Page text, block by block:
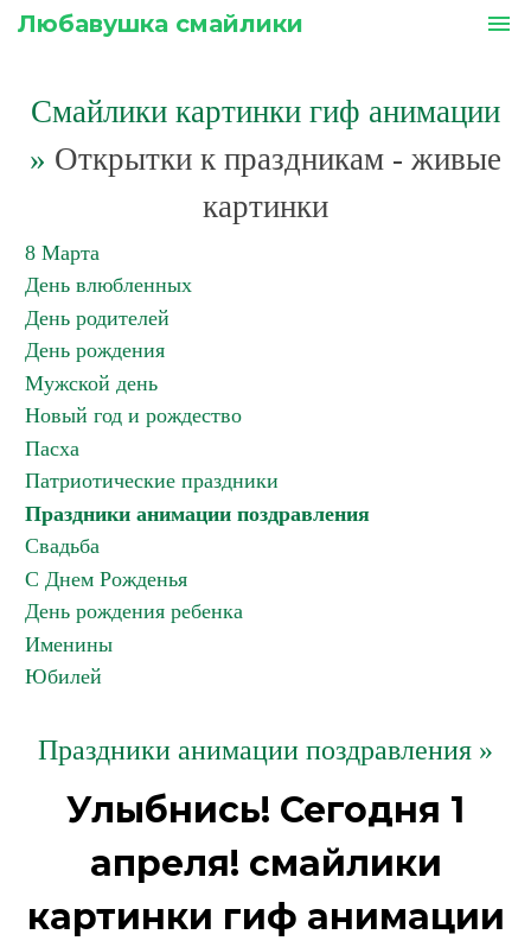
Любавушка смайлики menu
Смайлики картинки гиф анимации
» Открытки к праздникам - живые
картинки
8 Марта
День влюбленных
День родителей
День рождения
Мужской день
Новый год и рождество
Пасха
Патриотические праздники
Праздники анимации поздравления
Свадьба
С Днем Рожденья
День рождения ребенка
Именины
Юбилей
Праздники анимации поздравления »
Улыбнись! Сегодня 1
апреля! смайлики
картинки гиф анимации